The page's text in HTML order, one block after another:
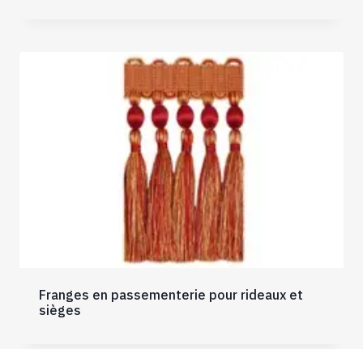
Franges en passementerie pour rideaux et
sièges